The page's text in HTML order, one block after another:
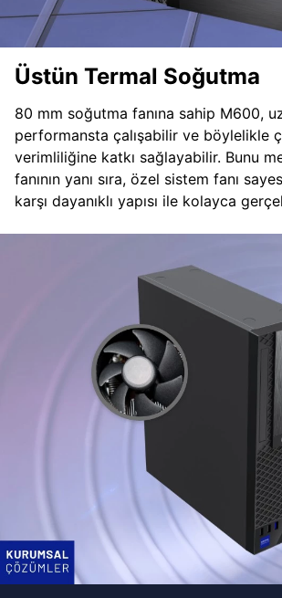
Üstün Termal Soğutma
80 mm soğutma fanına sahip M600,
performansta çalışabilir ve böylelikle
verimliliğine katkı sağlayabilir. Bunu
fanının yanı sıra, özel sistem fanı
karşı dayanıklı yapısı ile kolayca